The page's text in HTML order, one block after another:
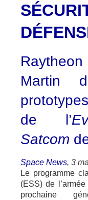
Martin
de l’
Satcom
Space News, 3
Le programme
(ESS) de
prochaine